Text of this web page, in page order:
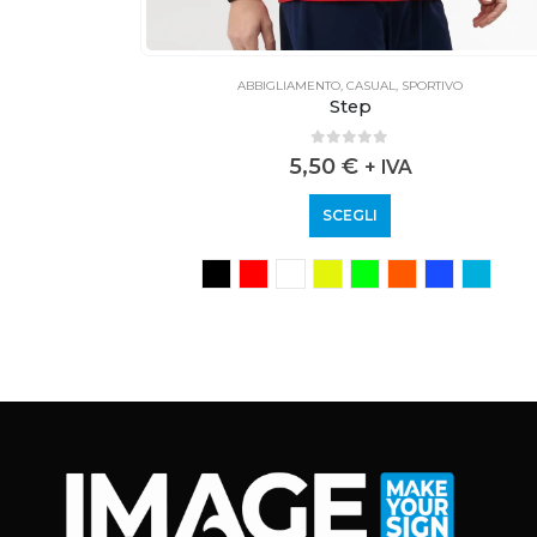
ABBIGLIAMENTO, CASUAL, SPORTIVO
Step
5,50 € + IVA
SCEGLI